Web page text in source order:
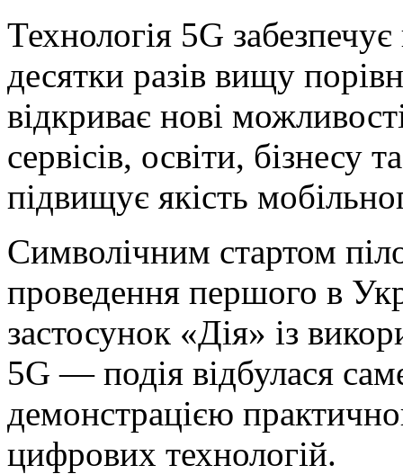
Технологія 5G
десятки разів вищу
відкриває нові
сервісів, освіти, бізнесу
підвищує якість
Символічним стартом
проведення першого в
застосунок «Дія» із
5G — подія відбулася
демонстрацією
цифрових технологій.